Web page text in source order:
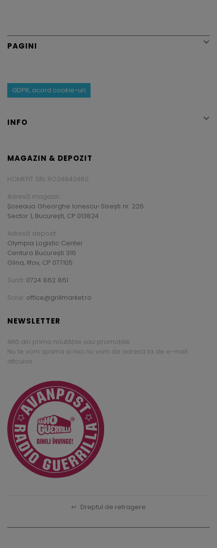
PAGINI 
GDPR, acord cookie-uri
INFO 
MAGAZIN & DEPOZIT
HOMEFIT SRL RO24842480
Adresă magazin:
Șoseaua Gheorghe Ionescu-Sisești nr. 226
Sector 1, București, CP 013824
Adresă depozit:
Olympia Logistic Center
Centura București 316
Glina, Ilfov, CP 077105
Sună: 0724 862 861
Scrie: office@grillmarket.ro
NEWSLETTER
Află din prima noutățile sau promoțiile.
Nu te vom spama și nici nu vom da adresa ta de e-mail
altcuiva.
↩ Dreptul de retragere